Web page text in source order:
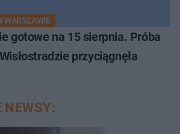
WARSZAWIE
gotowe na 15 sierpnia. Próba
przyciągnęła
NEWSY: